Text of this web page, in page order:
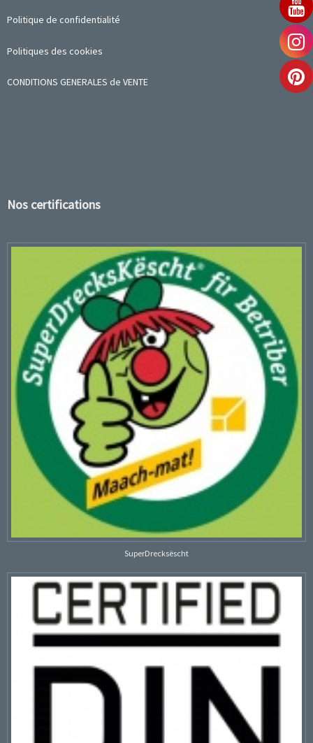
Politique de confidentialité
Politiques des cookies
CONDITIONS GENERALES de VENTE
Nos certifications
SuperDrecksëscht